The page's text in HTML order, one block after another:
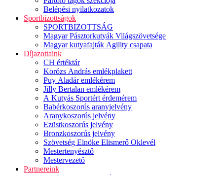
Belépési nyilatkozatok
Sportbizottságok
SPORTBIZOTTSÁG
Magyar Pásztorkutyák Világszövetsége
Magyar kutyafajták Agility csapata
Díjazottaink
CH értéktár
Korózs András emlékplakett
Puy Aladár emlékérem
Jilly Bertalan emlékérem
A Kutyás Sportért érdemérem
Babérkoszorús aranyjelvény
Aranykoszorús jelvény
Ezüstkoszorús jelvény
Bronzkoszorús jelvény
Szövetség Elnöke Elismerő Oklevél
Mestertenyésztő
Mestervezető
Partnereink